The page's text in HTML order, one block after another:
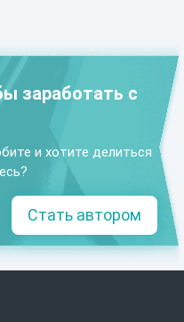
заработать с
и хотите делиться
Стать автором